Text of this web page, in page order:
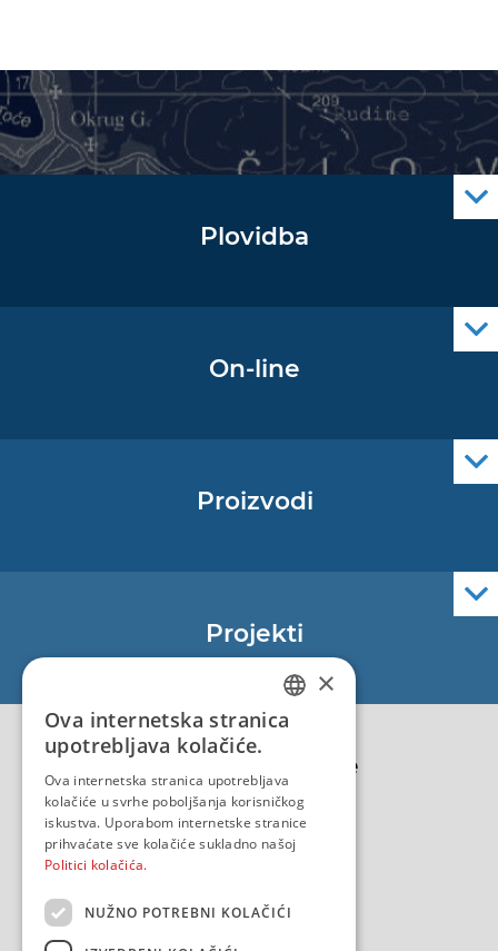
Plovidba
On-line
Proizvodi
Projekti
EU - Projekt Core
EU - EU/IPA Projekt JASPPer
EU - Projekt NauTour
Politika kvalitete
CROATIAN
×
Ova internetska stranica
upotrebljava kolačiće.
Ova internetska stranica upotrebljava
kolačiće u svrhe poboljšanja korisničkog
iskustva. Uporabom internetske stranice
prihvaćate sve kolačiće sukladno našoj
Politici kolačića.
NUŽNO POTREBNI KOLAČIĆI